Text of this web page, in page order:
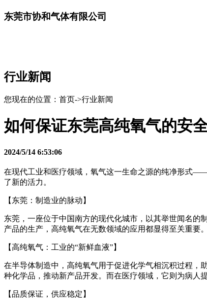
东莞市协和气体有限公司
行业新闻
您现在的位置：首页->行业新闻
如何保证东莞高纯氧气的安
2024/5/14 6:53:06
在现代工业和医疗领域，氧气这一生命之源的纯净形式
了新的活力。
【东莞：制造业的脉动】
东莞，一座位于中国南方的现代化城市，以其举世闻名的
产品的生产，高纯氧气在无数领域的应用都显得至关重要。
【高纯氧气：工业的“新鲜血液”】
在半导体制造中，高纯氧气用于促进化学气相沉积过程，
种化学品，推动新产品开发。而在医疗领域，它则为病人
【品质保证，供应稳定】